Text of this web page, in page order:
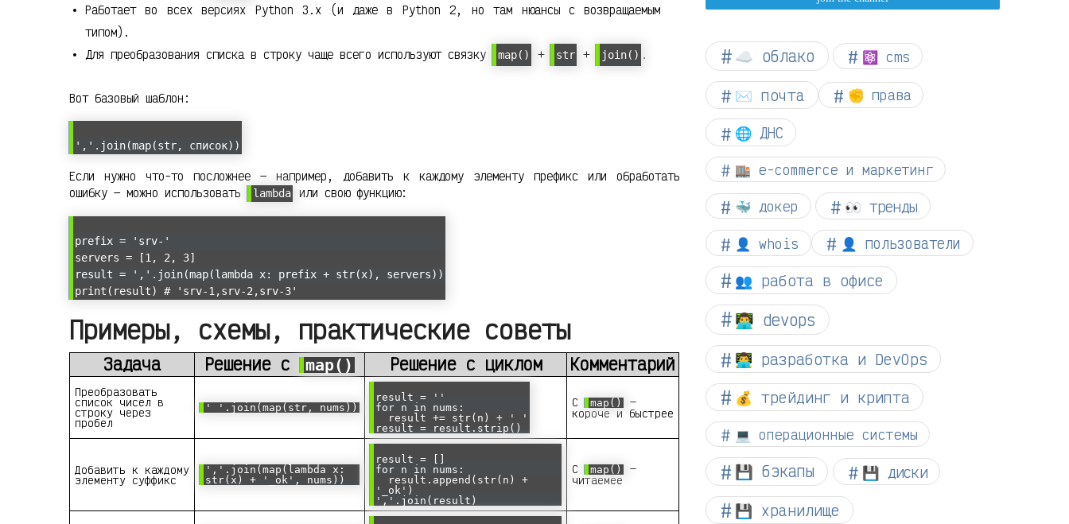
Работает во всех версиях Python 3.x (и даже в Python 2, но там нюансы с возвращаемым
типом).
Для преобразования списка в строку чаще всего используют связку
map() + str + join() .
Вот базовый шаблон:
','.join(map(str, список))
Если нужно что-то посложнее — например, добавить к каждому элементу префикс или обработать
ошибку — можно использовать
lambda или свою функцию:
prefix = 'srv-'
servers = [1, 2, 3]
result = ','.join(map(lambda x: prefix + str(x), servers))
print(result) # 'srv-1,srv-2,srv-3'
Примеры, схемы, практические советы
Задача Решение с map() Решение с циклом Комментарий
Преобразовать
список чисел в
строку через
пробел
' '.join(map(str, nums))
result = ''
for n in nums:
result += str(n) + ' '
result = result.strip()
С map()
—
короче и быстрее
Добавить к каждому
элементу суффикс
','.join(map(lambda x:
str(x) + '_ok', nums))
result = []
for n in nums:
result.append(str(n) +
'_ok')
','.join(result)
С map()
—
читаемее
☁︎ облако ⚛ cms
✉️ почта ✊ права
🌐 ДНС
🏬 e-commerce и маркетинг
🐳 докер 👀 тренды
👤 whois 👤 пользователи
👥 работа в офисе
👨‍💻 devops
👨‍💻 разработка и DevOps
💰 трейдинг и крипта
💻 операционные системы
💾 бэкапы 💾 диски
💾 хранилище